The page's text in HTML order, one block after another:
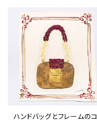
ハンドバッグとフレームのコ